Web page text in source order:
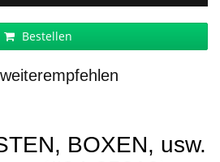
Bestellen